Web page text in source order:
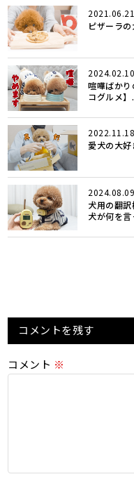
2021.06.21
ピザーラ
2024.02.10
喧嘩ばか
コグルメ】
2022.11.18
愛犬の大
2024.08.09
犬用の翻
犬が何を言
コメントを残す
コメント ※